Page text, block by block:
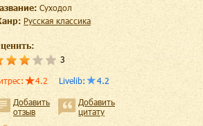
Суходол
русская классика
3
: 4.2 Livelib: 4.2
Добавить
отзыв
Добавить
цитату